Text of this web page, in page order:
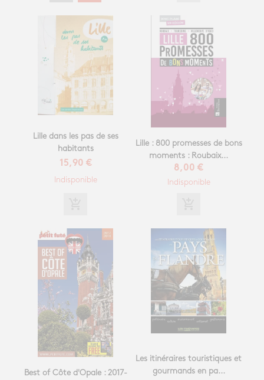
Lille dans les pas de ses
habitants
15,90 €
Indisponible
Lille : 800 promesses de bons
moments : Roubaix...
8,00 €
Indisponible
Best of Côte d'Opale : 2017-
Les itinéraires touristiques et
gourmands en pa...